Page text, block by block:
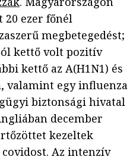
20 ezer főnél
megbetegedést;
kettő volt pozitív
kettő az A(H1N1) és
valamint egy influenza
biztonsági hivatal
december
kezeltek
Az intenzív